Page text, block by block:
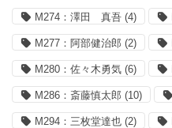
M274：澤田 真吾 (4)
M277：阿部健治郎 (2)
M280：佐々木勇気 (6)
M286：斎藤慎太郎 (10)
M294：三枚堂達也 (2)